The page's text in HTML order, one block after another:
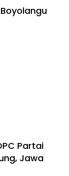
Partai
Jawa